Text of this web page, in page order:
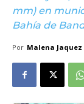
mm) en
Bahía de
Por Malena Jaquez